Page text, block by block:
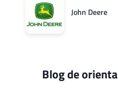
John Deere
Blog de